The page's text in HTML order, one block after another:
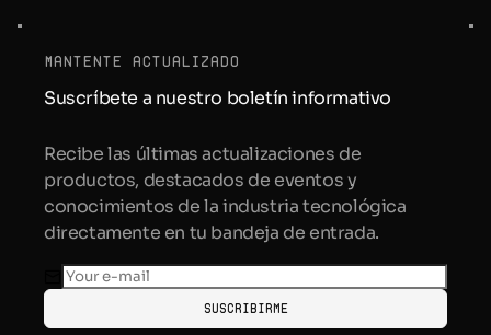
mantente actualizado
Suscríbete a nuestro boletín informativo
Recibe las últimas actualizaciones de
productos, destacados de eventos y
conocimientos de la industria tecnológica
directamente en tu bandeja de entrada.
Suscribirme